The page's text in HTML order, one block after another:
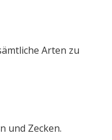
Arten zu
und Zecken.